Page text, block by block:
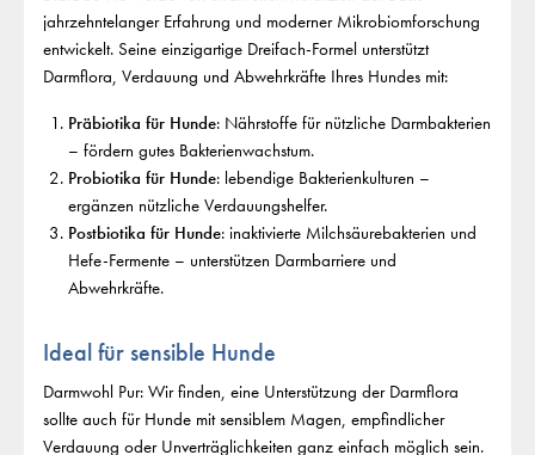
jahrzehntelanger Erfahrung und moderner Mikrobiomforschung
entwickelt. Seine einzigartige Dreifach-Formel unterstützt
Darmflora, Verdauung und Abwehrkräfte Ihres Hundes mit:
Präbiotika für Hunde: Nährstoffe für nützliche Darmbakterien
– fördern gutes Bakterienwachstum.
Probiotika für Hunde: lebendige Bakterienkulturen –
ergänzen nützliche Verdauungshelfer.
Postbiotika für Hunde: inaktivierte Milchsäurebakterien und
Hefe-Fermente – unterstützen Darmbarriere und
Abwehrkräfte.
Ideal für sensible Hunde
Darmwohl Pur: Wir finden, eine Unterstützung der Darmflora
sollte auch für Hunde mit sensiblem Magen, empfindlicher
Verdauung oder Unverträglichkeiten ganz einfach möglich sein.